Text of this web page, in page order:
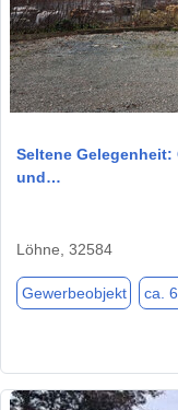
Seltene Gelegenheit:
und…
Löhne, 32584
Gewerbeobjekt ca.